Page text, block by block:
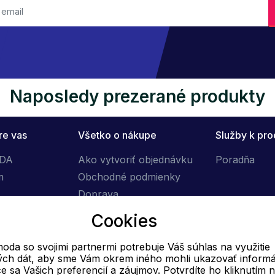
Naposledy prezerané produkty
vas
Všetko o nákupe
Ako vytvoriť objednávku
Obchodné podmienky
Doprava
Výmena tovaru
Reklamačný poriadok
Služby k
Poradňa
E-mail
Cookies
so svojimi partnermi potrebuje Váš súhlas na využitie
dát, aby sme Vám okrem iného mohli ukazovať
sa Vašich preferencií a záujmov. Potvrdíte ho kliknutím